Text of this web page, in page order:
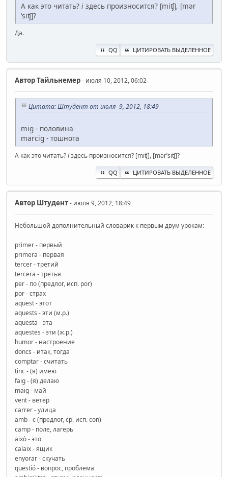
А как это читать? i здесь произносится? [miʧ], [mǝr
ˈsiʧ]?
Да.
QQ ЦИТИРОВАТЬ ВЫДЕЛЕННОЕ
АвторТайльнемер- июля 10, 2012, 06:02
Цитата: Штудент от июля 9, 2012, 18:49
mig - половина
marcig - тошнота
А как это читать?iздесь произносится? [miʧ], [mǝrˈsiʧ]?
QQ ЦИТИРОВАТЬ ВЫДЕЛЕННОЕ
Автор Штудент- июля 9, 2012, 18:49
Небольшой дополнительный словарик к первым двум урокам:
primer - первый
primera - первая
tercer - третий
tercera - третья
per - по (предлог, исп. por)
por - страх
aquest - этот
aquests - эти (м.р.)
aquesta - эта
aquestes - эти (ж.р.)
humor - настроение
doncs - итак, тогда
comptar - считать
tinc - (я) имею
faig - (я) делаю
maig - май
vent - ветер
carrer - улица
amb - с (предлог, ср. исп. con)
camp - поле, лагерь
això - это
calaix - ящик
enyorar - скучать
qüestió - вопрос, проблема